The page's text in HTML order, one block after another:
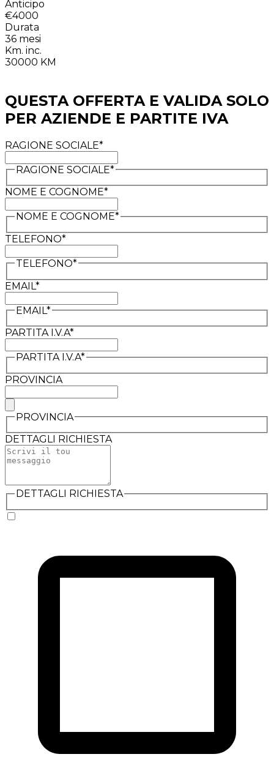
Anticipo
€4000
Durata
36 mesi
Km. inc.
30000 KM
QUESTA OFFERTA E VALIDA SOLO
PER AZIENDE E PARTITE IVA
RAGIONE SOCIALE*
RAGIONE SOCIALE*
NOME E COGNOME*
NOME E COGNOME*
TELEFONO*
TELEFONO*
EMAIL*
EMAIL*
PARTITA I.V.A*
PARTITA I.V.A*
PROVINCIA
PROVINCIA
DETTAGLI RICHIESTA
DETTAGLI RICHIESTA